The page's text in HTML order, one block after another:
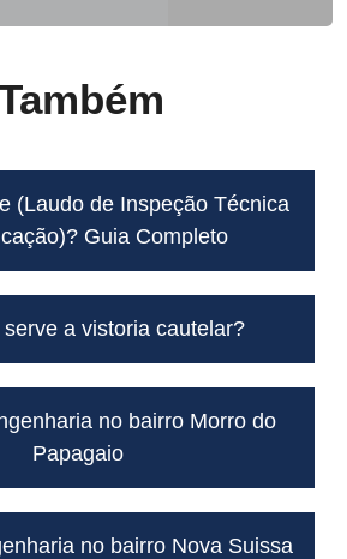
(Laudo de Inspeção Técnica
Guia Completo
a vistoria cautelar?
no bairro Morro do
Papagaio
no bairro Nova Suissa